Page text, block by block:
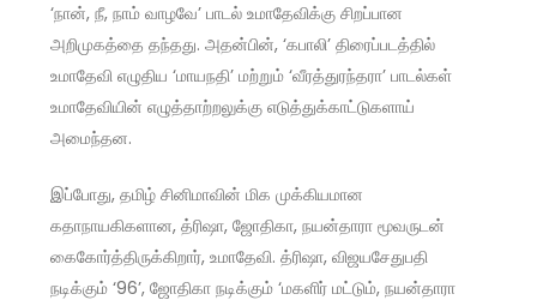
‘நான், நீ, நாம் வாழவே’ பாடல் உமாதேவிக்கு சிறப்பான
அறிமுகத்தை தந்தது. அதன்பின், ‘கபாலி’ திரைப்படத்தில்
உமாதேவி எழுதிய ‘மாயநதி’ மற்றும் ‘வீரத்துரந்தரா’ பாடல்கள்
உமாதேவியின் எழுத்தாற்றலுக்கு எடுத்துக்காட்டுகளாய்
அமைந்தன.
இப்போது, தமிழ் சினிமாவின் மிக முக்கியமான
கதாநாயகிகளான, த்ரிஷா, ஜோதிகா, நயன்தாரா மூவருடன்
கைகோர்த்திருக்கிறார், உமாதேவி. த்ரிஷா, விஜயசேதுபதி
நடிக்கும் ‘96’, ஜோதிகா நடிக்கும் ‘மகளிர் மட்டும், நயன்தாரா